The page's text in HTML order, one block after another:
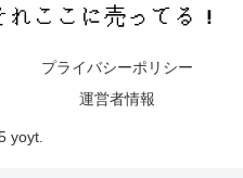
プライバシーポリシー
運営者情報
yoyt.